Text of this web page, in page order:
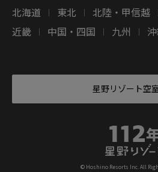
北海道 | 東北 | 北陸・甲信越
近畿 | 中国・四国 | 九州 |
星野リゾート空
© Hoshino Resorts Inc. All